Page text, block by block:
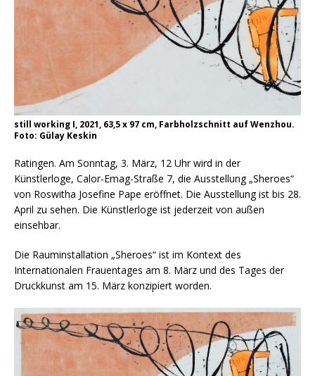
still working I, 2021, 63,5 x 97 cm, Farbholzschnitt auf Wenzhou.
Foto: Gülay Keskin
Ratingen. Am Sonntag, 3. März, 12 Uhr wird in der
Künstlerloge, Calor-Emag-Straße 7, die Ausstellung „Sheroes“
von Roswitha Josefine Pape eröffnet. Die Ausstellung ist bis 28.
April zu sehen. Die Künstlerloge ist jederzeit von außen
einsehbar.
Die Rauminstallation „Sheroes“ ist im Kontext des
Internationalen Frauentages am 8. März und des Tages der
Druckkunst am 15. März konzipiert worden.